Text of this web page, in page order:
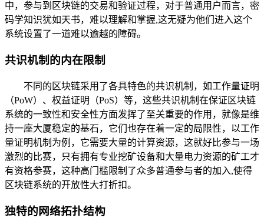
中，参与到区块链的交易和验证过程，对于普通用户而言，密
码学知识犹如天书，难以理解和掌握,这无疑为他们进入这个
系统设置了一道难以逾越的障碍。
共识机制的内在限制
不同的区块链采用了各具特色的共识机制，如工作量证明
（PoW）、权益证明（PoS）等，这些共识机制在保证区块链
系统的一致性和安全性方面发挥了至关重要的作用，就像是维
持一座大厦稳定的基石，它们也存在着一定的局限性，以工作
量证明机制为例，它需要大量的计算资源，这就好比参与一场
激烈的比赛，只有拥有专业挖矿设备和大量电力资源的矿工才
有资格参赛，这种高门槛限制了众多普通参与者的加入,使得
区块链系统的开放性大打折扣。
独特的网络拓扑结构